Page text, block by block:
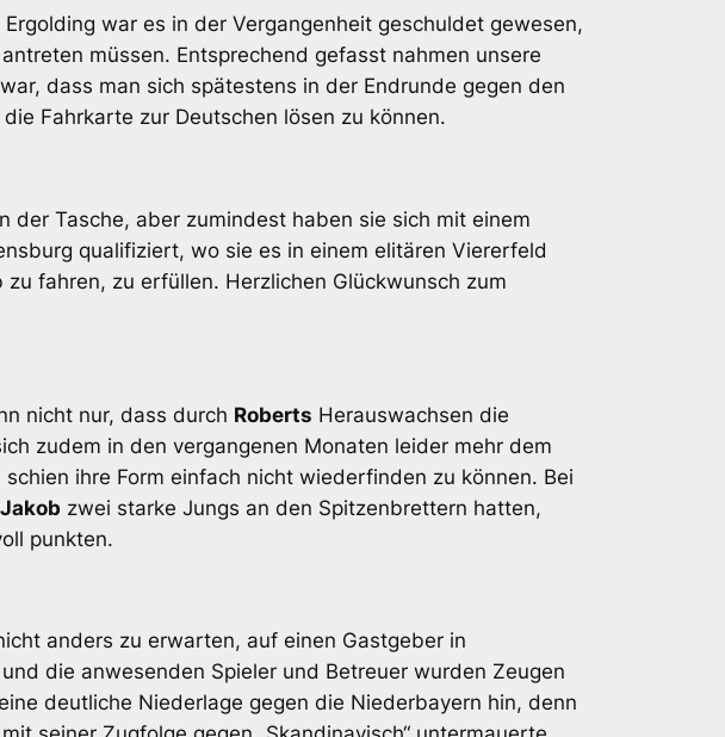
war es in der Vergangenheit geschuldet gewesen,
müssen. Entsprechend gefasst nahmen unsere
dass man sich spätestens in der Endrunde gegen den
Fahrkarte zur Deutschen lösen zu können.
der Tasche, aber zumindest haben sie sich mit einem
qualifiziert, wo sie es in einem elitären Viererfeld
fahren, zu erfüllen. Herzlichen Glückwunsch zum
nicht nur, dass durch Roberts Herauswachsen die
zudem in den vergangenen Monaten leider mehr dem
schien ihre Form einfach nicht wiederfinden zu können. Bei
Jakob zwei starke Jungs an den Spitzenbrettern hatten,
punkten.
anders zu erwarten, auf einen Gastgeber in
die anwesenden Spieler und Betreuer wurden Zeugen
deutliche Niederlage gegen die Niederbayern hin, denn